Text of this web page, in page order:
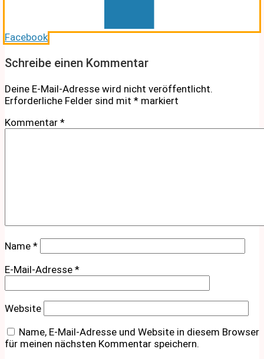
Facebook
Schreibe einen Kommentar
Deine E-Mail-Adresse wird nicht veröffentlicht.
Erforderliche Felder sind mit * markiert
Kommentar *
Name *
E-Mail-Adresse *
Website
Name, E-Mail-Adresse und Website in diesem Browser
für meinen nächsten Kommentar speichern.